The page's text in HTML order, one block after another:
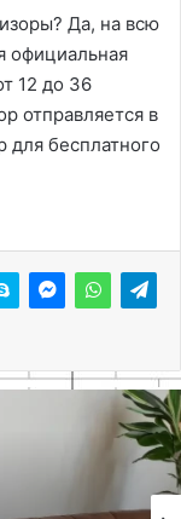
Да, на всю
официальная
12 до 36
отправляется в
для бесплатного